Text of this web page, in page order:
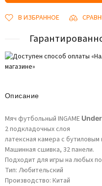
В ИЗБРАННОЕ
Описание
Мяч футбольный INGAME
2 подкладочных слоя
латексная камера с бутиловым
Машинная сшивка, 32 панели.
Подходит для игры на любых
Тип: Любительский
Производство: Китай